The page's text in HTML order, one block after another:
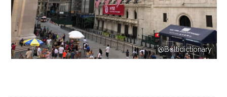
@Boltidictionary